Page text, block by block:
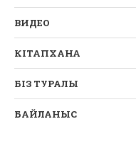
ВИДЕО
КІТАПХАНА
БІЗ ТУРАЛЫ
БАЙЛАНЫС